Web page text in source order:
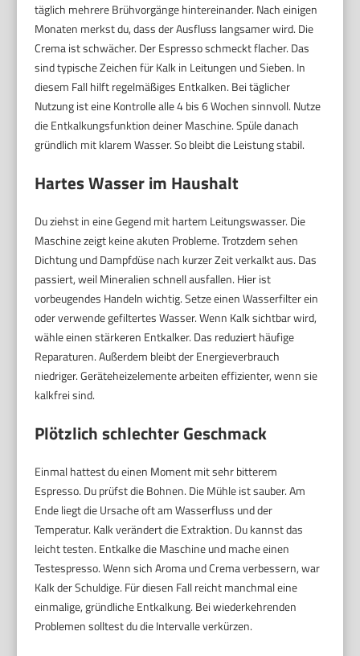
täglich mehrere Brühvorgänge hintereinander. Nach einigen
Monaten merkst du, dass der Ausfluss langsamer wird. Die
Crema ist schwächer. Der Espresso schmeckt flacher. Das
sind typische Zeichen für Kalk in Leitungen und Sieben. In
diesem Fall hilft regelmäßiges Entkalken. Bei täglicher
Nutzung ist eine Kontrolle alle 4 bis 6 Wochen sinnvoll. Nutze
die Entkalkungsfunktion deiner Maschine. Spüle danach
gründlich mit klarem Wasser. So bleibt die Leistung stabil.
Hartes Wasser im Haushalt
Du ziehst in eine Gegend mit hartem Leitungswasser. Die
Maschine zeigt keine akuten Probleme. Trotzdem sehen
Dichtung und Dampfdüse nach kurzer Zeit verkalkt aus. Das
passiert, weil Mineralien schnell ausfallen. Hier ist
vorbeugendes Handeln wichtig. Setze einen Wasserfilter ein
oder verwende gefiltertes Wasser. Wenn Kalk sichtbar wird,
wähle einen stärkeren Entkalker. Das reduziert häufige
Reparaturen. Außerdem bleibt der Energieverbrauch
niedriger. Geräteheizelemente arbeiten effizienter, wenn sie
kalkfrei sind.
Plötzlich schlechter Geschmack
Einmal hattest du einen Moment mit sehr bitterem
Espresso. Du prüfst die Bohnen. Die Mühle ist sauber. Am
Ende liegt die Ursache oft am Wasserfluss und der
Temperatur. Kalk verändert die Extraktion. Du kannst das
leicht testen. Entkalke die Maschine und mache einen
Testespresso. Wenn sich Aroma und Crema verbessern, war
Kalk der Schuldige. Für diesen Fall reicht manchmal eine
einmalige, gründliche Entkalkung. Bei wiederkehrenden
Problemen solltest du die Intervalle verkürzen.